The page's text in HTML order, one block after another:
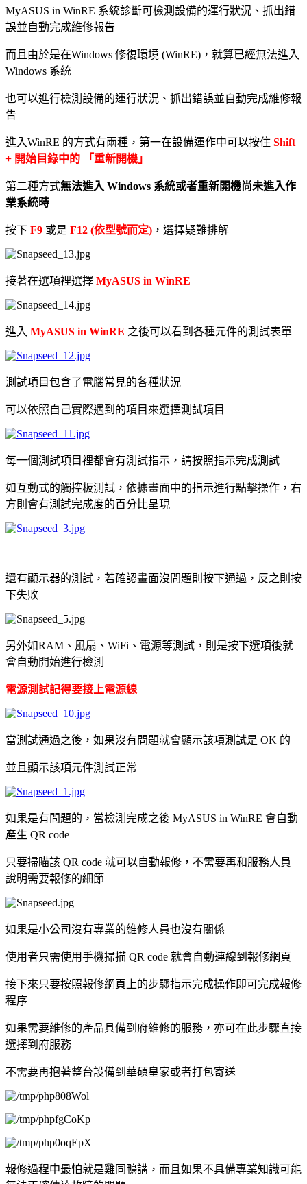
MyASUS in WinRE 系統診斷可檢測設備的運行狀況、抓出錯
誤並自動完成維修報告
而且由於是在Windows 修復環境 (WinRE)，就算已經無法進入
Windows 系統
也可以進行檢測設備的運行狀況、抓出錯誤並自動完成維修報
告
進入WinRE 的方式有兩種，第一在設備運作中可以按住 Shift
+ 開始目錄中的 「重新開機」
第二種方式無法進入 Windows 系統或者重新開機尚未進入作
業系統時
按下 F9 或是 F12 (依型號而定) ，選擇疑難排解
接著在選項裡選擇 MyASUS in WinRE
進入 MyASUS in WinRE 之後可以看到各種元件的測試表單
測試項目包含了電腦常見的各種狀況
可以依照自己實際遇到的項目來選擇測試項目
每一個測試項目裡都會有測試指示，請按照指示完成測試
如互動式的觸控板測試，依據畫面中的指示進行點擊操作，右
方則會有測試完成度的百分比呈現
還有顯示器的測試，若確認畫面沒問題則按下通過，反之則按
下失敗
另外如RAM、風扇、WiFi、電源等測試，則是按下選項後就
會自動開始進行檢測
電源測試記得要接上電源線
當測試通過之後，如果沒有問題就會顯示該項測試是 OK 的
並且顯示該項元件測試正常
如果是有問題的，當檢測完成之後 MyASUS in WinRE 會自動
產生 QR code
只要掃瞄該 QR code 就可以自動報修，不需要再和服務人員
說明需要報修的細節
如果是小公司沒有專業的維修人員也沒有關係
使用者只需使用手機掃描 QR code 就會自動連線到報修網頁
接下來只要按照報修網頁上的步驟指示完成操作即可完成報修
程序
如果需要維修的產品具備到府維修的服務，亦可在此步驟直接
選擇到府服務
不需要再抱著整台設備到華碩皇家或者打包寄送
報修過程中最怕就是雞同鴨講，而且如果不具備專業知識可能